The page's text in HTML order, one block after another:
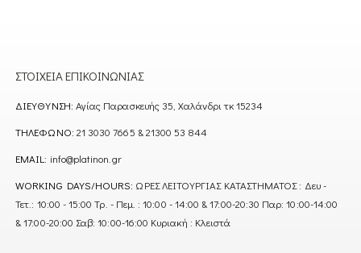
ΣΤΟΙΧΕΊΑ ΕΠΙΚΟΙΝΩΝΊΑΣ
ΔΙΕΎΘΥΝΣΗ: Αγίας Παρασκευής 35, Χαλάνδρι τκ 15234
ΤΗΛΈΦΩΝΟ: 21 3030 7665 & 21300 53 844
EMAIL: info@platinon.gr
WORKING DAYS/HOURS: ΩΡΕΣ ΛΕΙΤΟΥΡΓΙΑΣ ΚΑΤΑΣΤΗΜΑΤΟΣ : Δευ -
Τετ.: 10:00 - 15:00 Τρ. - Πεμ. : 10:00 - 14:00 & 17:00-20:30 Παρ: 10:00-14:00
& 17:00-20:00 Σαβ: 10:00-16:00 Κυριακή : Κλειστά